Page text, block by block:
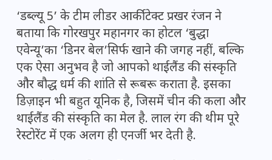
‘डब्ल्यू 5’ के टीम लीडर आर्कीटेक्ट प्रखर रंजन ने
बताया कि गोरखपुर महानगर का होटल ‘बुद्धा
एवेन्यू’का ‘डिनर बेल’सिर्फ खाने की जगह नहीं, बल्कि
एक ऐसा अनुभव है जो आपको थाईलैंड की संस्कृति
और बौद्ध धर्म की शांति से रूबरू कराता है. इसका
डिज़ाइन भी बहुत यूनिक है, जिसमें चीन की कला और
थाईलैंड की संस्कृति का मेल है. लाल रंग की थीम पूरे
रेस्टोरेंट में एक अलग ही एनर्जी भर देती है.